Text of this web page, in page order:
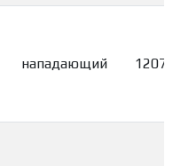
нападающий 1207